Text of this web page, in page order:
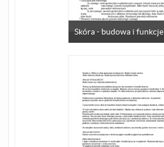
Skóra - budowa i funkcje